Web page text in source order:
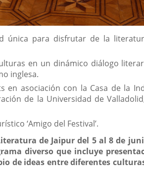
única para disfrutar de la
en un dinámico diálogo
inglesa.
en asociación con la Casa de la
de la Universidad de
‘Amigo del Festival’.
de Jaipur del 5 al 8 de
diverso que incluye
de ideas entre diferentes